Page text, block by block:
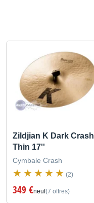
Zildjian K Dark Crash
Thin 17''
Cymbale Crash
(2)
349 €neuf(7 offres)